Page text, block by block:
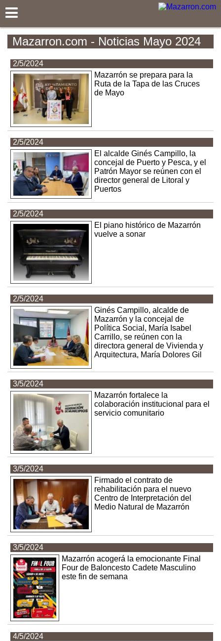
Mazarron.com - Noticias Mayo 2024
2/5/2024
Mazarrón se prepara para la
Ruta de la Tapa de las Cruces
de Mayo
2/5/2024
El alcalde Ginés Campillo, la
concejal de Puerto y Pesca, y el
Patrón Mayor se reúnen con el
director general de Litoral y
Puertos
2/5/2024
El piano histórico de Mazarrón
vuelve a sonar
2/5/2024
Ginés Campillo, alcalde de
Mazarrón y la concejal de
Política Social, María Isabel
Carrillo, se reúnen con la
directora general de Vivienda y
Arquitectura, María Dolores Gil
3/5/2024
Mazarrón fortalece la
colaboración institucional para el
servicio comunitario
3/5/2024
Firmado el contrato de
rehabilitación para el nuevo
Centro de Interpretación del
Medio Natural de Mazarrón
3/5/2024
Mazarrón acogerá la emocionante Final
Four de Baloncesto Cadete Masculino
este fin de semana
4/5/2024